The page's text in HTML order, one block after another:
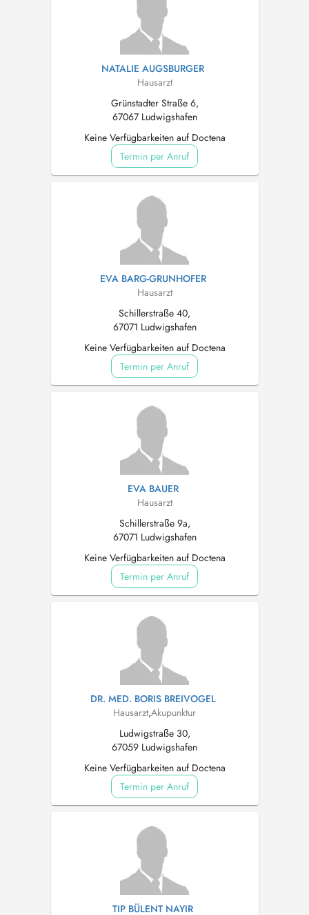
NATALIE AUGSBURGER
Hausarzt
Grünstadter Straße 6,
67067 Ludwigshafen
Keine Verfügbarkeiten auf Doctena
Termin per Anruf
EVA BARG-GRUNHOFER
Hausarzt
Schillerstraße 40,
67071 Ludwigshafen
Keine Verfügbarkeiten auf Doctena
Termin per Anruf
EVA BAUER
Hausarzt
Schillerstraße 9a,
67071 Ludwigshafen
Keine Verfügbarkeiten auf Doctena
Termin per Anruf
DR. MED. BORIS BREIVOGEL
Hausarzt,Akupunktur
Ludwigstraße 30,
67059 Ludwigshafen
Keine Verfügbarkeiten auf Doctena
Termin per Anruf
TIP BÜLENT NAYIR